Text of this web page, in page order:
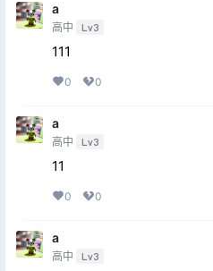
a
高中 Lv3
111
0 0
a
高中 Lv3
11
0 0
a
高中 Lv3